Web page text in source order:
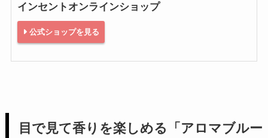
インセントオンラインショップ
公式ショップを見る
目で見て香りを楽しめる「アロマブルー